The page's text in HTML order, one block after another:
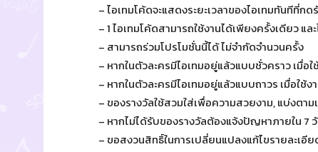
– ไอเทมโค้ดจะแสดงระยะเวลาของไอเทมทันทีที่กด
– 1 ไอเทมโค้ดสามารถใช้งานได้เพียงครั้งเดียว แ
– สามารถร่วมโปรโมชั่นนี้ได้ ไม่จำกัดจำนวนครั้ง
– หากในตัวละครมีไอเทมอยู่แล้วแบบชั่วคราว เมื่อใ
– หากในตัวละครมีไอเทมอยู่แล้วแบบถาวร เมื่อใช้ง
– ของรางวัลใช้สวมใส่เพื่อความสวยงาม, แบ่งตา
– หากไม่ได้รับของรางวัลต้องแจ้งปัญหาภายใน 7
– ขอสงวนสิทธิ์ในการเปลี่ยนแปลงแก้ไขรายละเอี